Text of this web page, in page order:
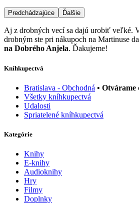
Predchádzajúce Ďalšie
Aj z drobných vecí sa dajú urobiť veľké.
drobným ste pri nákupoch na Martinuse
na Dobrého Anjela. Ďakujeme!
Kníhkupectvá
Bratislava - Obchodná • Otvárame
Všetky kníhkupectvá
Udalosti
Spriatelené kníhkupectvá
Kategórie
Knihy
E-knihy
Audioknihy
Hry
Filmy
Doplnky